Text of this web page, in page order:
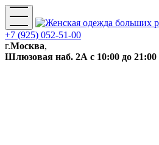
+7 (925) 052-51-00
г.Москва,
Шлюзовая наб. 2А с 10:00 до 21:00